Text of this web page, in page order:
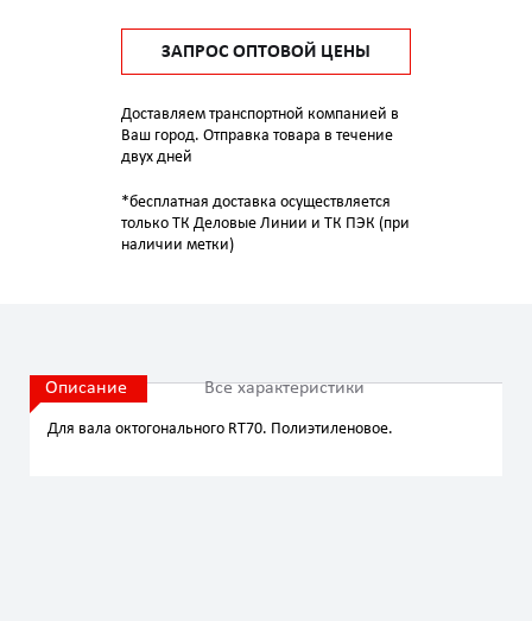
ЗАПРОС ОПТОВОЙ ЦЕНЫ
Доставляем транспортной компанией в
Ваш город. Отправка товара в течение
двух дней
*бесплатная доставка осуществляется
только ТК Деловые Линии и ТК ПЭК (при
наличии метки)
Описание Все характеристики
Для вала октогонального RT70. Полиэтиленовое.